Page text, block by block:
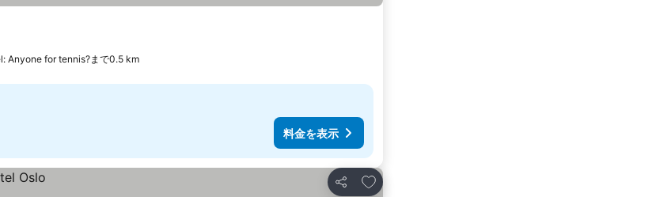
Anyone for tennis?まで0.5 km
料金を表示
シェア
お気に入りに追加